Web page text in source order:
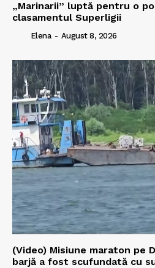
„Marinarii” luptă pentru o
clasamentul Superligii
Elena - August 8, 2026
(Video) Misiune maraton pe
barjă a fost scufundată cu